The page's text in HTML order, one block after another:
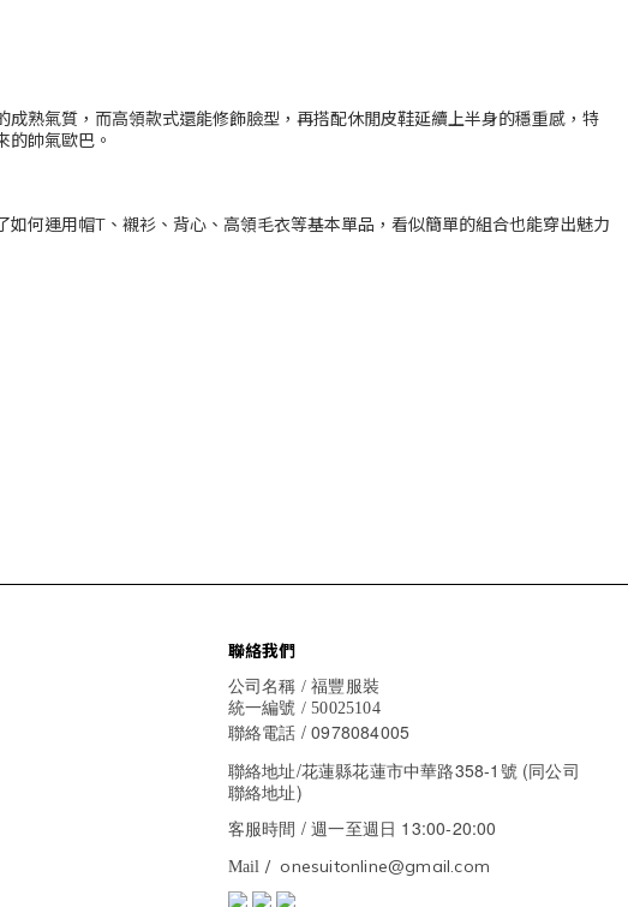
熟氣質，而高領款式還能修飾臉型，再搭配休閒皮鞋延續上半身的穩重感，特
帥氣歐巴。
何運用帽T、襯衫、背心、高領毛衣等基本單品，看似簡單的組合也能穿出魅力
聯絡我們
公司名稱 / 福豐服裝
統一編號 / 50025104
聯絡電話 / 0978084005
聯絡地址/花蓮縣花蓮市中華路358-1號 (同公司
聯絡地址)
客服時間 / 週一至週日 13:00-20:00
Mail / onesuitonline@gmail.com